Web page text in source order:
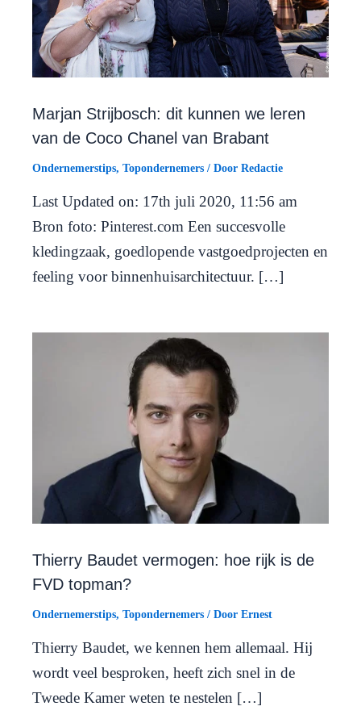
Marjan Strijbosch: dit kunnen we leren
van de Coco Chanel van Brabant
Ondernemerstips, Topondernemers / Door Redactie
Last Updated on: 17th juli 2020, 11:56 am
Bron foto: Pinterest.com Een succesvolle
kledingzaak, goedlopende vastgoedprojecten en
feeling voor binnenhuisarchitectuur. […]
Thierry Baudet vermogen: hoe rijk is de
FVD topman?
Ondernemerstips, Topondernemers / Door Ernest
Thierry Baudet, we kennen hem allemaal. Hij
wordt veel besproken, heeft zich snel in de
Tweede Kamer weten te nestelen […]